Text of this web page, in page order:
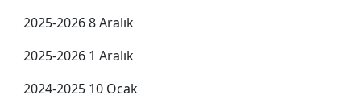
2025-2026 8 Aralık
2025-2026 1 Aralık
2024-2025 10 Ocak